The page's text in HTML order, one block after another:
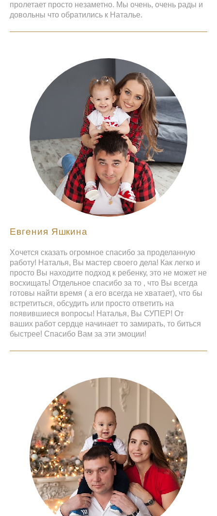
пролетает просто незаметно. Мы очень, очень рады и
довольны что обратились к Наталье.
Евгения Яшкина
Хочется сказать огромное спасибо за проделанную
работу! Наталья, Вы мастер своего дела! Как легко и
просто Вы находите подход к ребенку, это не может не
восхищать! Отдельное спасибо за то , что Вы всегда
готовы найти время ( а его всегда не хватает), что бы
встретиться, обсудить или просто ответить на
появившиеся вопросы! Наталья, Вы СУПЕР! От
ваших работ сердце начинает то замирать, то биться
быстрее! Спасибо Вам за эти эмоции!